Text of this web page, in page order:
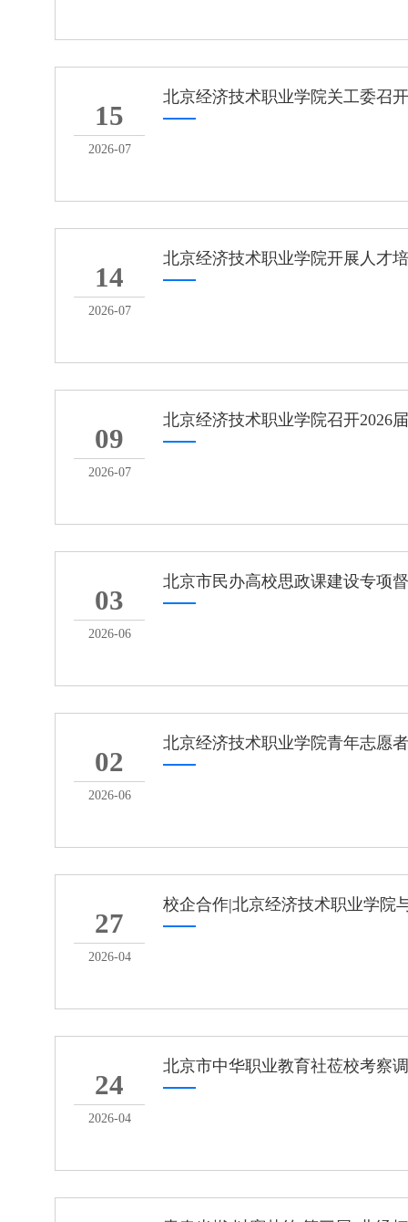
15
2026-07
北京经济技术职业学院关工委召
14
2026-07
北京经济技术职业学院开展人才
09
2026-07
北京经济技术职业学院召开2026
03
2026-06
北京市民办高校思政课建设专项
02
2026-06
北京经济技术职业学院青年志愿
27
2026-04
校企合作|北京经济技术职业学院
24
2026-04
北京市中华职业教育社莅校考察